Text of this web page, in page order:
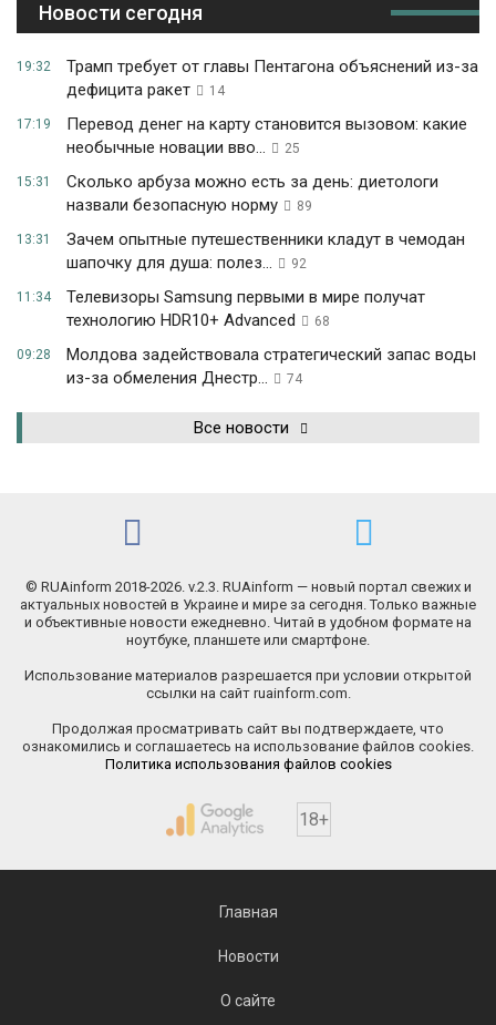
Новости сегодня
19:32
Трамп требует от главы Пентагона объяснений из-за
дефицита ракет
14
17:19
Перевод денег на карту становится вызовом: какие
необычные новации вво...
25
15:31
Сколько арбуза можно есть за день: диетологи
назвали безопасную норму
89
13:31
Зачем опытные путешественники кладут в чемодан
шапочку для душа: полез...
92
11:34
Телевизоры Samsung первыми в мире получат
технологию HDR10+ Advanced
68
09:28
Молдова задействовала стратегический запас воды
из-за обмеления Днестр...
74
Все новости
© RUAinform 2018-2026. v.2.3. RUAinform — новый портал свежих и
актуальных новостей в Украине и мире за сегодня. Только важные
и объективные новости ежедневно. Читай в удобном формате на
ноутбуке, планшете или смартфоне.
Использование материалов разрешается при условии открытой
ссылки на сайт ruainform.com.
Продолжая просматривать сайт вы подтверждаете, что
ознакомились и соглашаетесь на использование файлов cookies.
Политика использования файлов cookies
18+
Главная
Новости
О сайте